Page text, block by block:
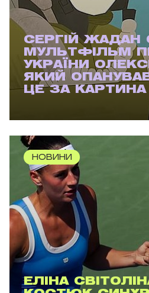
СЕРГІЙ ЖАДАН
МУЛЬТФІЛЬМ
УКРАЇНИ
ЯКИЙ
ЦЕ ЗА КАРТИНА
НОВИНИ
ЕЛІНА